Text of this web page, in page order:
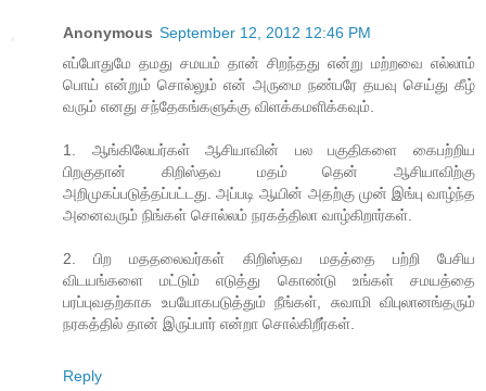
Anonymous September 12, 2012 12:46 PM
எப்போதுமே தமது சமயம் தான் சிறந்தது என்று மற்றவை எல்லாம்
பொய் என்றும் சொல்லும் என் அருமை நண்பரே தயவு செய்து கீழ்
வரும் எனது சந்தேகங்களுக்கு விளக்கமளிக்கவும்.
1. ஆங்கிலேயர்கள் ஆசியாவின் பல பகுதிகளை கைபற்றிய
பிறகுதான் கிறிஸ்தவ மதம் தென் ஆசியாவிற்கு
அறிமுகப்படுத்தப்பட்டது. அப்படி ஆயின் அதற்கு முன் இங்பு வாழ்ந்த
அனைவரும் நிங்கள் சொல்லம் நரகத்திலா வாழ்கிறார்கள்.
2. பிற மததலைவர்கள் கிறிஸ்தவ மதத்தை பற்றி பேசிய
விடயங்களை மட்டும் எடுத்து கொண்டு உங்கள் சமயத்தை
பரப்புவதற்காக உபயோகபடுத்தும் நீங்கள், சுவாமி விபுலானங்தரும்
நரகத்தில் தான் இருப்பார் என்றா சொல்கிறீர்கள்.
Reply